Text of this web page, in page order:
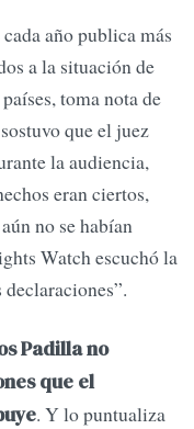
año publica más
a la situación de
toma nota de
que el juez
la audiencia,
eran ciertos,
no se habían
Watch escuchó la
Padilla no
que el
. Y lo puntualiza